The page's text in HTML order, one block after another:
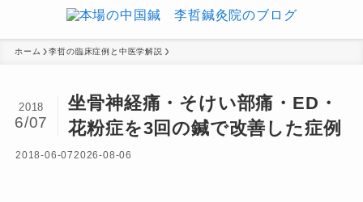
ホーム 李哲の臨床症例と中医学解説
坐骨神経痛・そけい部痛・ED・
花粉症を3回の鍼で改善した症例
2018
6/07
2018-06-072026-08-06